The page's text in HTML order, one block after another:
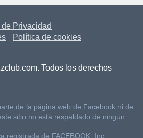
Privacidad
Política de cookies
Todos los derechos
de la página web de Facebook ni de
sitio no está respaldado de ningún
registrada de FACEBOOK, Inc.